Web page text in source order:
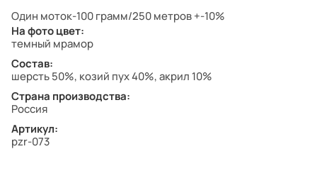
Один моток-100 грамм/250 метров +-10%
На фото цвет:
темный мрамор
Состав:
шерсть 50%, козий пух 40%, акрил 10%
Страна производства:
Россия
Артикул:
pzr-073